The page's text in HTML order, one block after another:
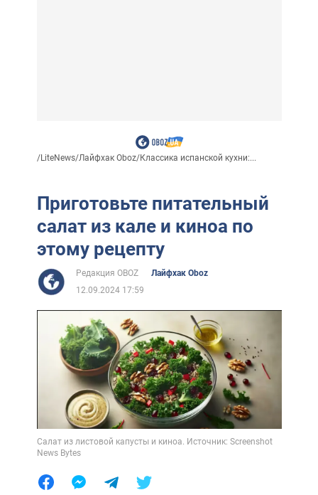
/LiteNews/Лайфхак Oboz/Классика испанской кухни:...
Приготовьте питательный
салат из кале и киноа по
этому рецепту
Редакция OBOZ
Лайфхак Oboz
12.09.2024 17:59
Салат из листовой капусты и киноа. Источник: Screenshot
News Bytes